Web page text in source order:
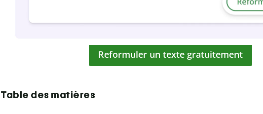
Reformuler un texte gratuitement
Table des matières